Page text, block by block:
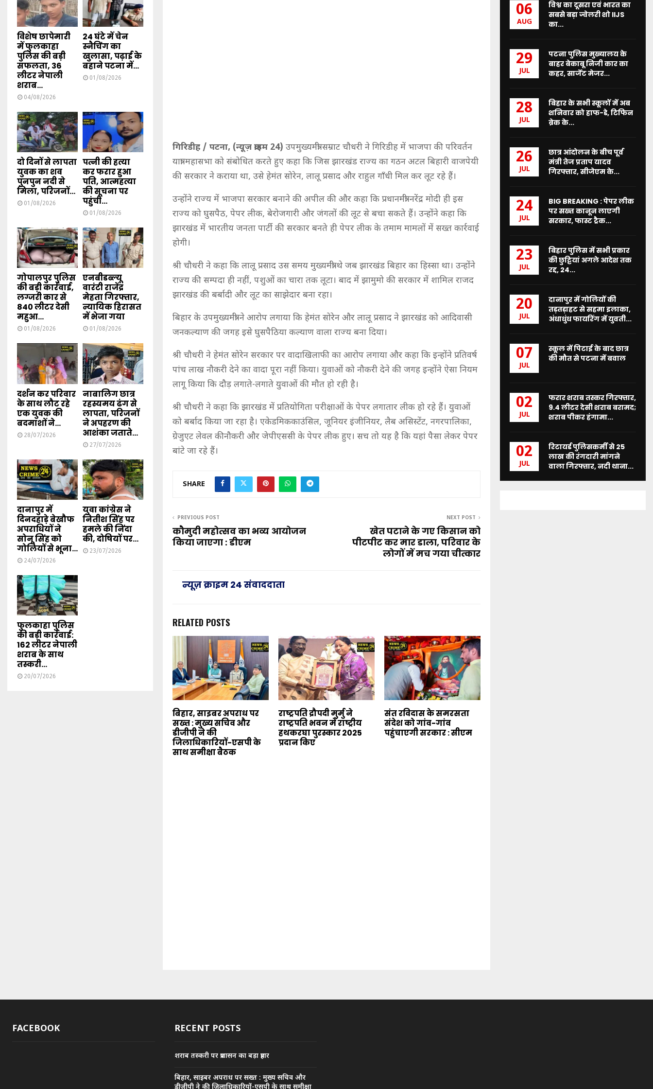
गिरिडीह / पटना, (न्यूज़ क्राइम 24) उपमुख्यमंत्री सम्राट चौधरी ने गिरिडीह में भाजपा की परिवर्तन
यात्रा महासभा को संबोधित करते हुए कहा कि जिस झारखंड राज्य का गठन अटल बिहारी वाजपेयी
की सरकार ने कराया था, उसे हेमंत सोरेन, लालू प्रसाद और राहुल गाँधी मिल कर लूट रहे हैं।
उन्होंने राज्य में भाजपा सरकार बनाने की अपील की और कहा कि प्रधानमंत्री नरेंद्र मोदी ही इस
राज्य को घुसपैठ, पेपर लीक, बेरोजगारी और जंगलों की लूट से बचा सकते हैं। उन्होंने कहा कि
झारखंड में भारतीय जनता पार्टी की सरकार बनते ही पेपर लीक के तमाम मामलों में सख्त कार्रवाई
होगी।
श्री चौधरी ने कहा कि लालू प्रसाद उस समय मुख्यमंत्री थे जब झारखंड बिहार का हिस्सा था। उन्होंने
राज्य की सम्पदा ही नहीं, पशुओं का चारा तक लूटा। बाद में झामुमो की सरकार में शामिल राजद
झारखंड की बर्बादी और लूट का साझेदार बना रहा।
बिहार के उपमुख्यमंत्री ने आरोप लगाया कि हेमंत सोरेन और लालू प्रसाद ने झारखंड को आदिवासी
जनकल्याण की जगह इसे घुसपैठिया कल्याण वाला राज्य बना दिया।
श्री चौधरी ने हेमंत सोरेन सरकार पर वादाखिलाफी का आरोप लगाया और कहा कि इन्होंने प्रतिवर्ष
पांच लाख नौकरी देने का वादा पूरा नहीं किया। युवाओं को नौकरी देने की जगह इन्होंने ऐसा नियम
लागू किया कि दौड़ लगाते-लगाते युवाओं की मौत हो रही है।
श्री चौधरी ने कहा कि झारखंड में प्रतियोगिता परीक्षाओं के पेपर लगातार लीक हो रहे हैं। युवाओं
को बर्बाद किया जा रहा है। एकेडमिककाउंसिल, जूनियर इंजीनियर, लैब असिस्टेंट, नगरपालिका,
ग्रेजुएट लेवल कीनौकरी और जेपीएससी के पेपर लीक हुए। सच तो यह है कि यहां पैसा लेकर पेपर
बांटे जा रहे हैं।
SHARE
PREVIOUS POST
कौमुदी महोत्सव का भव्य आयोजन
किया जाएगा : डीएम
NEXT POST
खेत पटाने के गए किसान को
पीटपीट कर मार डाला, परिवार के
लोगों में मच गया चीत्कार
न्यूज़ क्राइम 24 संवाददाता
RELATED POSTS
बिहार, साइबर अपराध पर
सख्त : मुख्य सचिव और
डीजीपी ने की
जिलाधिकारियों-एसपी के
साथ समीक्षा बैठक
राष्ट्रपति द्रौपदी मुर्मु ने
राष्ट्रपति भवन में राष्ट्रीय
हथकरघा पुरस्कार 2025
प्रदान किए
संत रविदास के समरसता
संदेश को गांव-गांव
पहुंचाएगी सरकार : सीएम
विशेष छापेमारी
में फुलकाहा
पुलिस की बड़ी
सफलता, 36
लीटर नेपाली
शराब...
04/08/2026
24 घंटे में चेन
स्नैचिंग का
खुलासा, पढ़ाई के
बहाने पटना में...
01/08/2026
दो दिनों से लापता
युवक का शव
पुनपुन नदी से
मिला, परिजनों...
01/08/2026
पत्नी की हत्या
कर फरार हुआ
पति, आत्महत्या
की सूचना पर
पहुंची...
01/08/2026
गोपालपुर पुलिस
की बड़ी कार्रवाई,
लग्जरी कार से
840 लीटर देसी
महुआ...
01/08/2026
एनबीडब्ल्यू
वारंटी राजेंद्र
मेहता गिरफ्तार,
न्यायिक हिरासत
में भेजा गया
01/08/2026
दर्शन कर परिवार
के साथ लौट रहे
एक युवक की
बदमाशों ने...
28/07/2026
नाबालिग छात्र
रहस्यमय ढंग से
लापता, परिजनों
ने अपहरण की
आशंका जताते...
27/07/2026
दानापुर में
दिनदहाड़े बेखौफ
अपराधियों ने
सोनू सिंह को
गोलियों से भूना...
24/07/2026
युवा कांग्रेस ने
नितीश सिंह पर
हमले की निंदा
की, दोषियों पर...
23/07/2026
फुलकाहा पुलिस
की बड़ी कार्रवाई:
162 लीटर नेपाली
शराब के साथ
तस्करी...
20/07/2026
06
AUG
विश्व का दूसरा एवं भारत का
सबसे बड़ा ज्वेलरी शो IIJS
का...
29
JUL
पटना पुलिस मुख्यालय के
बाहर बेकाबू निजी कार का
कहर, सार्जेंट मेजर...
28
JUL
बिहार के सभी स्कूलों में अब
शनिवार को हाफ-डे, टिफिन
ब्रेक के...
26
JUL
छात्र आंदोलन के बीच पूर्व
मंत्री तेज प्रताप यादव
गिरफ्तार, सीजेएम के...
24
JUL
BIG BREAKING : पेपर लीक
पर सख्त कानून लाएगी
सरकार, फास्ट ट्रैक...
23
JUL
बिहार पुलिस में सभी प्रकार
की छुट्टियां अगले आदेश तक
रद्द, 24...
20
JUL
दानापुर में गोलियों की
तड़तड़ाहट से सहमा इलाका,
अंधाधुंध फायरिंग में युवती...
07
JUL
स्कूल में पिटाई के बाद छात्र
की मौत से पटना में बवाल
02
JUL
फरार शराब तस्कर गिरफ्तार,
9.4 लीटर देसी शराब बरामद;
शराब पीकर हंगामा...
02
JUL
रिटायर्ड पुलिसकर्मी से 25
लाख की रंगदारी मांगने
वाला गिरफ्तार, नदी थाना...
FACEBOOK RECENT POSTS
शराब तस्करी पर प्रशासन का बड़ा प्रहार
बिहार, साइबर अपराध पर सख्त : मुख्य सचिव और